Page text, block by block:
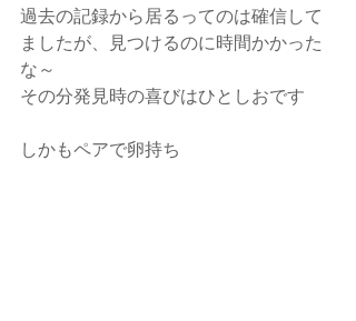
過去の記録から居るってのは確信して
ましたが、見つけるのに時間かかった
な～
その分発見時の喜びはひとしおです
しかもペアで卵持ち